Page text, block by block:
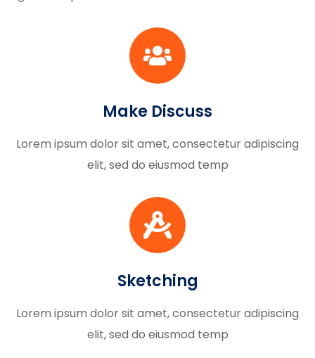
Make Discuss
Lorem ipsum dolor sit amet, consectetur adipiscing
elit, sed do eiusmod temp
Sketching
Lorem ipsum dolor sit amet, consectetur adipiscing
elit, sed do eiusmod temp